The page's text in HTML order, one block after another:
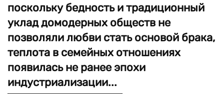
поскольку бедность и традиционный
уклад домодерных обществ не
позволяли любви стать основой брака,
теплота в семейных отношениях
появилась не ранее эпохи
индустриализации...